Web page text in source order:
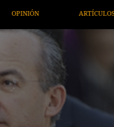
ARTE / ENTRETENIMIENTO